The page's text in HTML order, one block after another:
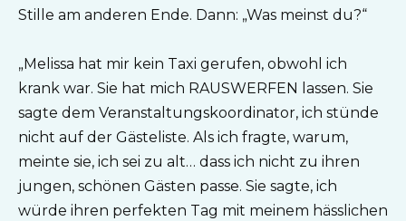
Stille am anderen Ende. Dann: „Was meinst du?“
„Melissa hat mir kein Taxi gerufen, obwohl ich
krank war. Sie hat mich RAUSWERFEN lassen. Sie
sagte dem Veranstaltungskoordinator, ich stünde
nicht auf der Gästeliste. Als ich fragte, warum,
meinte sie, ich sei zu alt… dass ich nicht zu ihren
jungen, schönen Gästen passe. Sie sagte, ich
würde ihren perfekten Tag mit meinem hässlichen